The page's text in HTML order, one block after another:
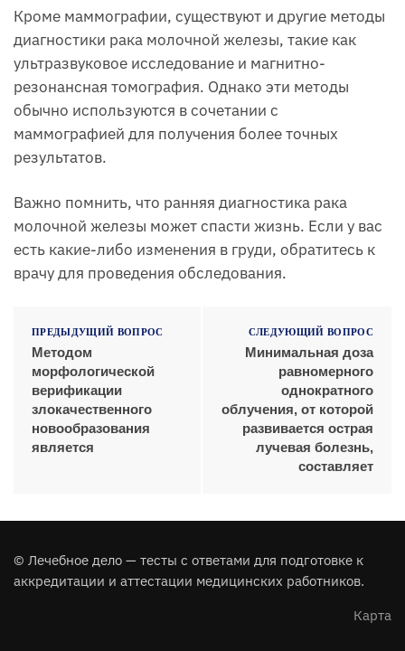
Кроме маммографии, существуют и другие методы
диагностики рака молочной железы, такие как
ультразвуковое исследование и магнитно-
резонансная томография. Однако эти методы
обычно используются в сочетании с
маммографией для получения более точных
результатов.
Важно помнить, что ранняя диагностика рака
молочной железы может спасти жизнь. Если у вас
есть какие-либо изменения в груди, обратитесь к
врачу для проведения обследования.
ПРЕДЫДУЩИЙ ВОПРОС
Методом
морфологической
верификации
злокачественного
новообразования
является
СЛЕДУЮЩИЙ ВОПРОС
Минимальная доза
равномерного
однократного
облучения, от которой
развивается острая
лучевая болезнь,
составляет
© Лечебное дело — тесты с ответами для подготовке к
аккредитации и аттестации медицинских работников.
Карта